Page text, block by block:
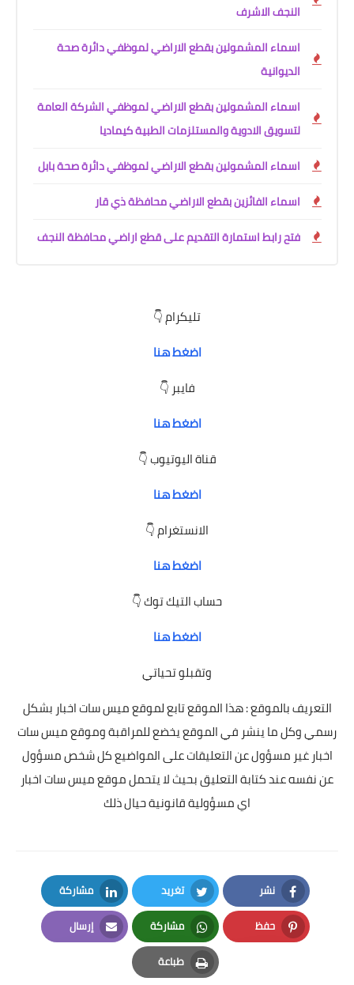
النجف الاشرف
اسماء المشمولين بقطع الاراضي لموظفي دائرة صحة
الديوانية
اسماء المشمولين بقطع الاراضي لموظفي الشركة العامة
لتسويق الادوية والمستلزمات الطبية كيماديا
اسماء المشمولين بقطع الاراضي لموظفي دائرة صحة بابل
اسماء الفائزين بقطع الاراضي محافظة ذي قار
فتح رابط استمارة التقديم على قطع اراضي محافظة النجف
تليكرام 👇
اضغط هنا
فايبر 👇
اضغط هنا
قناة اليوتيوب 👇
اضغط هنا
الانستغرام 👇
اضغط هنا
حساب التيك توك 👇
اضغط هنا
وتقبلو تحياتي
التعريف بالموقع : هذا الموقع تابع لموقع ميس سات اخبار بشكل
رسمي وكل ما ينشر في الموقع يخضع للمراقبة وموقع ميس سات
اخبار غير مسؤول عن التعليقات على المواضيع كل شخص مسؤول
عن نفسه عند كتابة التعليق بحيث لا يتحمل موقع ميس سات اخبار
اي مسؤولية قانونية حيال ذلك
نشر
Facebook
تغريد
Twitter
مشاركة
LinkedIn
حفظ
Pinterest
مشاركة
Whatsapp
إرسال
Email
طباعة